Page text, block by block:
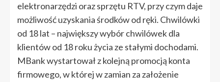
elektronarzędzi oraz sprzętu RTV, przy czym daje
możliwość uzyskania środków od ręki. Chwilówki
od 18 lat – największy wybór chwilówek dla
klientów od 18 roku życia ze stałymi dochodami.
MBank wystartował z kolejną promocją konta
firmowego, w której w zamian za założenie